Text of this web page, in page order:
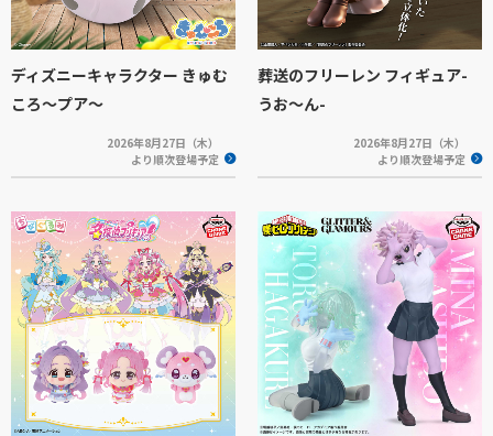
ディズニーキャラクター きゅむ
ころ～プア～
2026年8月27日（木）
より順次登場予定
葬送のフリーレン フィギュア-
うお～ん-
2026年8月27日（木）
より順次登場予定